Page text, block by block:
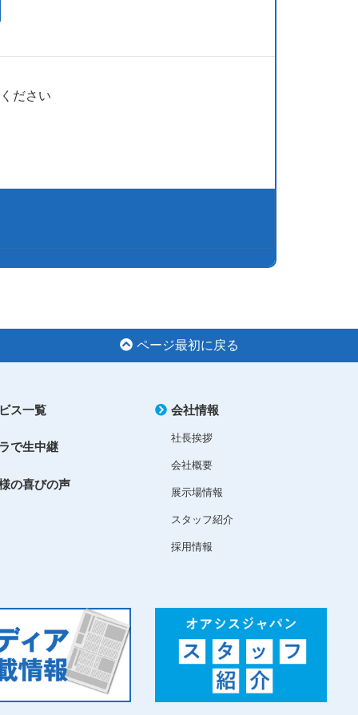
ださい
ページ最初に戻る
ス一覧
で生中継
の喜びの声
会社情報
社長挨拶
会社概要
展示場情報
スタッフ紹介
採用情報